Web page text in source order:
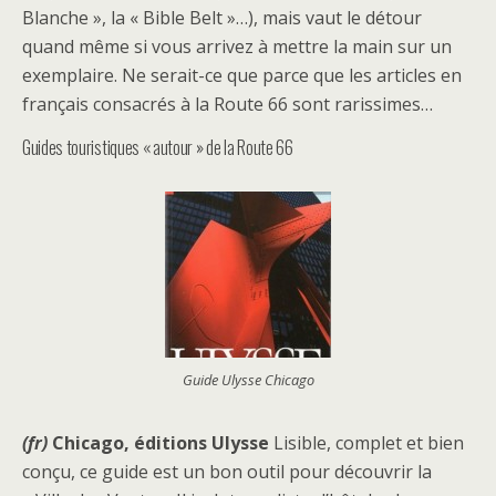
Blanche », la « Bible Belt »…), mais vaut le détour
quand même si vous arrivez à mettre la main sur un
exemplaire. Ne serait-ce que parce que les articles en
français consacrés à la Route 66 sont rarissimes…
Guides touristiques « autour » de la Route 66
Guide Ulysse Chicago
(fr) Chicago, éditions Ulysse Lisible, complet et bien
conçu, ce guide est un bon outil pour découvrir la